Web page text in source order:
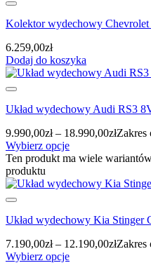
Kolektor wydechowy
6.259,00zł
Dodaj do koszyka
Układ wydechowy Audi RS3
9.990,00zł – 18.990,00złZakres
Wybierz opcje
Ten produkt ma wiele
produktu
Układ wydechowy Kia Stinger
7.190,00zł – 12.190,00złZakres
Wybierz opcje